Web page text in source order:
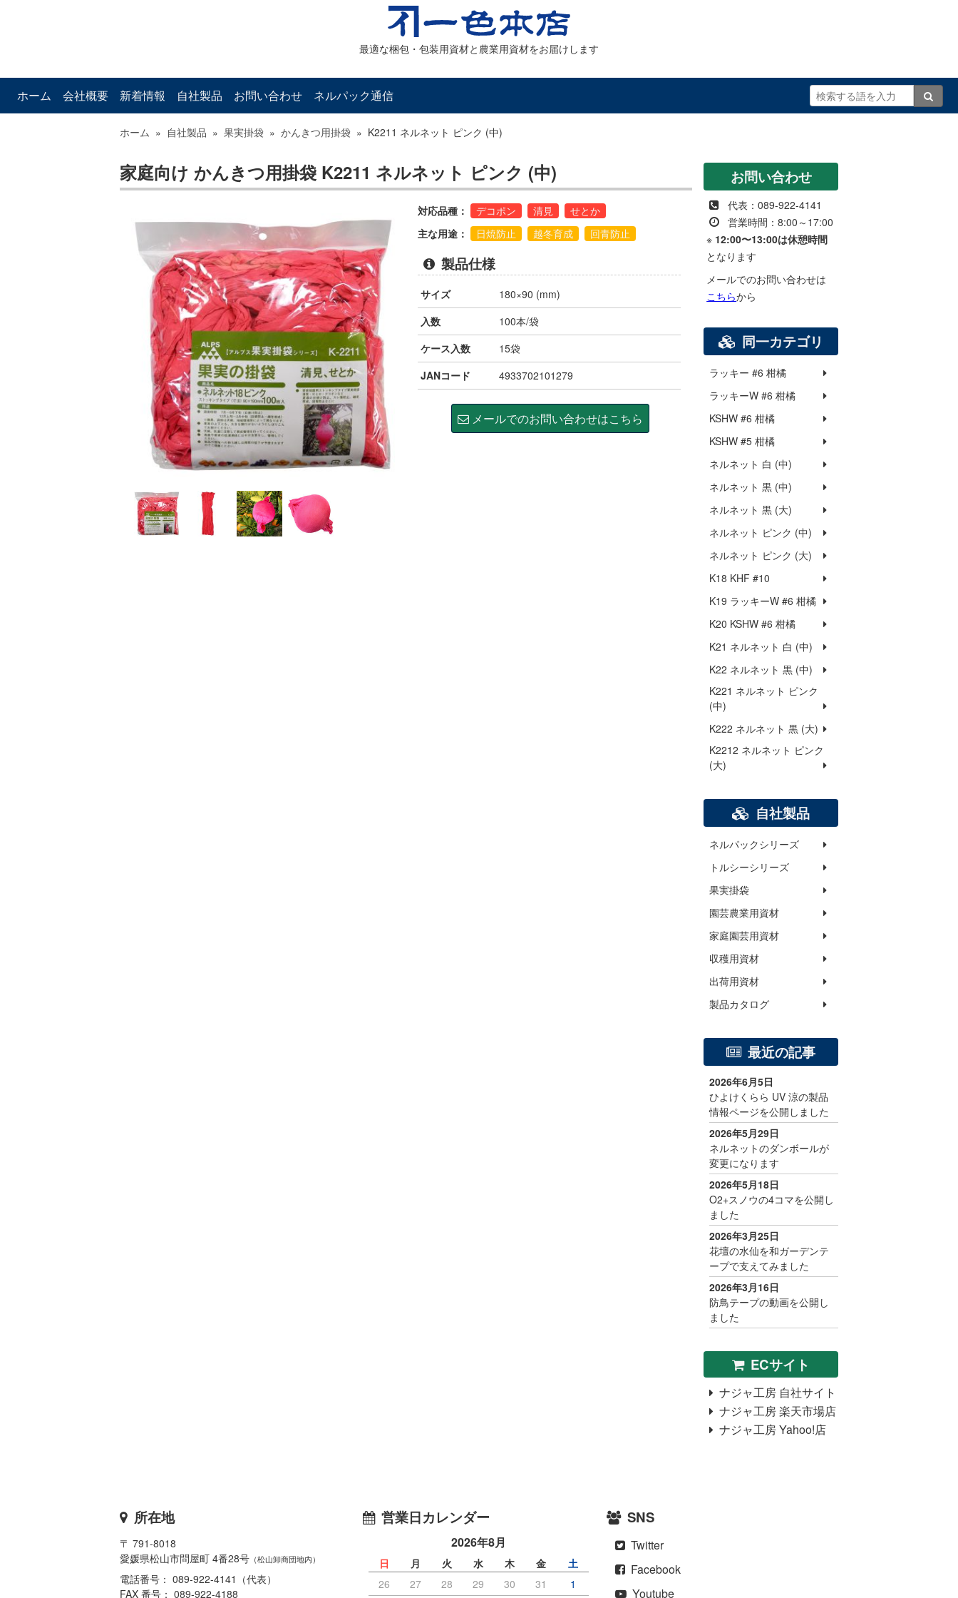
最適な梱包・包装用資材と農業用資材をお届けします
ホーム 会社概要 新着情報 自社製品 お問い合わせ ネルパック通信
ホーム » 自社製品 » 果実掛袋 » かんきつ用掛袋 » K2211 ネルネット ピンク (中)
家庭向け かんきつ用掛袋 K2211 ネルネット ピンク (中)
対応品種： デコポン 清見
せとか
主な用途：
日焼防止 越冬育成 回青防止
製品仕様
サイズ
180×90 (mm)
入数
100本/袋
ケース入数
15袋
JANコード
4933702101279
メールでのお問い合わせはこちら
お問い合わせ
代表：089-922-4141
営業時間：8:00～17:00
※ 12:00〜13:00は休憩時間
となります
メールでのお問い合わせは
こちらから
同一カテゴリ
ラッキー #6 柑橘
ラッキーW #6 柑橘
KSHW #6 柑橘
KSHW #5 柑橘
ネルネット 白 (中)
ネルネット 黒 (中)
ネルネット 黒 (大)
ネルネット ピンク (中)
ネルネット ピンク (大)
K18 KHF #10
K19 ラッキーW #6 柑橘
K20 KSHW #6 柑橘
K21 ネルネット 白 (中)
K22 ネルネット 黒 (中)
K221 ネルネット ピンク
(中)
K222 ネルネット 黒 (大)
K2212 ネルネット ピンク
(大)
自社製品
ネルパックシリーズ
トルシーシリーズ
果実掛袋
園芸農業用資材
家庭園芸用資材
収穫用資材
出荷用資材
製品カタログ
最近の記事
2026年6月5日
ひよけくらら UV 涼の製品
情報ページを公開しました
2026年5月29日
ネルネットのダンボールが
変更になります
2026年5月18日
O2+スノウの4コマを公開し
ました
2026年3月25日
花壇の水仙を和ガーデンテ
ープで支えてみました
2026年3月16日
防鳥テープの動画を公開し
ました
ECサイト
ナジャ工房 自社サイト
ナジャ工房 楽天市場店
ナジャ工房 Yahoo!店
所在地
〒 791-8018
愛媛県松山市問屋町 4番28号 （松山卸商団地内）
電話番号： 089-922-4141（代表）
FAX 番号： 089-922-4188
営業日カレンダー
2026年8月
日 月 火 水 木 金
土
26
27 28 29 30 31 1
SNS
Twitter
Facebook
Youtube